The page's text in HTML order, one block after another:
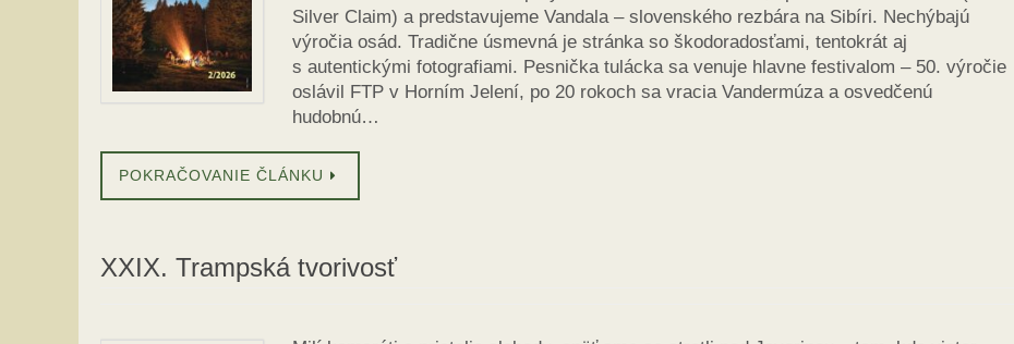
Silver Claim) a predstavujeme Vandala – slovenského rezbára na Sibíri. Nechýbajú
výročia osád. Tradične úsmevná je stránka so škodoradosťami, tentokrát aj
s autentickými fotografiami. Pesnička tulácka sa venuje hlavne festivalom – 50. výročie
oslávil FTP v Horním Jelení, po 20 rokoch sa vracia Vandermúza a osvedčenú
hudobnú…
POKRAČOVANIE ČLÁNKU
XXIX. Trampská tvorivosť